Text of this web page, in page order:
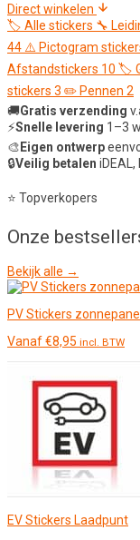
Direct winkelen
🏷️ Alle stickers 🔧
44 ⚠️ Pictogram
Afstandstickers 10 🏷️
stickers 3 ✏️ Pennen 2
🚚Gratis verzending
⚡Snelle levering 1–3
🎨 Eigen ontwerp
🔒Veilig betalen
⭐ Topverkopers
Onze
Bekijk alle →
PV Stickers
Vanaf€8,95 incl. BTW
EV Stickers Laadpunt